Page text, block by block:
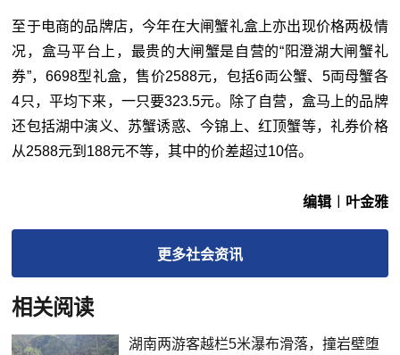
至于电商的品牌店，今年在大闸蟹礼盒上亦出现价格两极情
况，盒马平台上，最贵的大闸蟹是自营的“阳澄湖大闸蟹礼
券”，6698型礼盒，售价2588元，包括6両公蟹、5両母蟹各
4只，平均下来，一只要323.5元。除了自营，盒马上的品牌
还包括湖中演义、苏蟹诱惑、今锦上、红顶蟹等，礼券价格
从2588元到188元不等，其中的价差超过10倍。
编辑︱叶金雅
更多社会资讯
相关阅读
湖南两游客越栏5米瀑布滑落，撞岩壁堕